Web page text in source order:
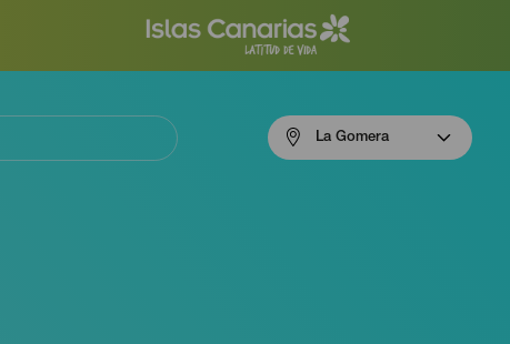
navigation
La Gomera